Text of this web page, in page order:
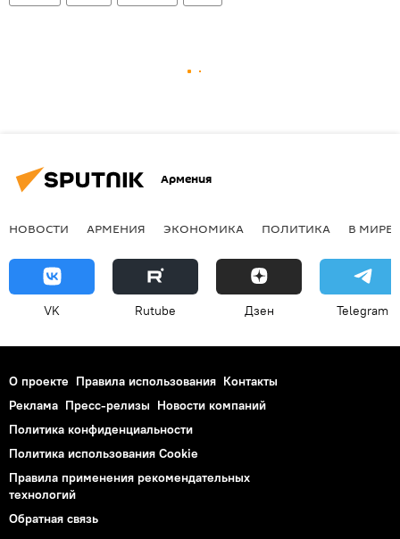
Армения
НОВОСТИ АРМЕНИЯ ЭКОНОМИКА ПОЛИТИКА В МИРЕ
VK Rutube Дзен Telegram
О проекте Правила использования Контакты
Реклама Пресс-релизы Новости компаний
Политика конфиденциальности
Политика использования Cookie
Правила применения рекомендательных
технологий
Обратная связь